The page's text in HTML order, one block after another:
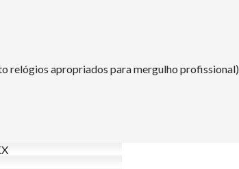
relógios apropriados para mergulho profissional)